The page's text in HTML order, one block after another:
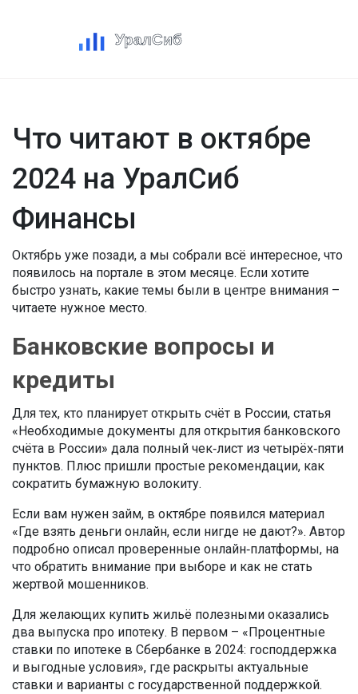
Что читают в октябре
2024 на УралСиб
Финансы
Октябрь уже позади, а мы собрали всё интересное, что
появилось на портале в этом месяце. Если хотите
быстро узнать, какие темы были в центре внимания –
читаете нужное место.
Банковские вопросы и
кредиты
Для тех, кто планирует открыть счёт в России, статья
«Необходимые документы для открытия банковского
счёта в России» дала полный чек‑лист из четырёх‑пяти
пунктов. Плюс пришли простые рекомендации, как
сократить бумажную волокиту.
Если вам нужен займ, в октябре появился материал
«Где взять деньги онлайн, если нигде не дают?». Автор
подробно описал проверенные онлайн‑платформы, на
что обратить внимание при выборе и как не стать
жертвой мошенников.
Для желающих купить жильё полезными оказались
два выпуска про ипотеку. В первом – «Процентные
ставки по ипотеке в Сбербанке в 2024: господдержка
и выгодные условия», где раскрыты актуальные
ставки и варианты с государственной поддержкой.